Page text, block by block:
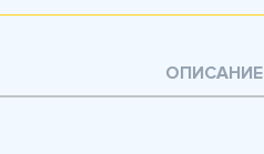
ОПИСАНИЕ